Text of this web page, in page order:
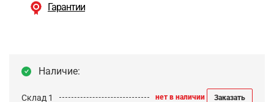
Гарантии
Наличие:
Склад 1 нет в наличии Заказать